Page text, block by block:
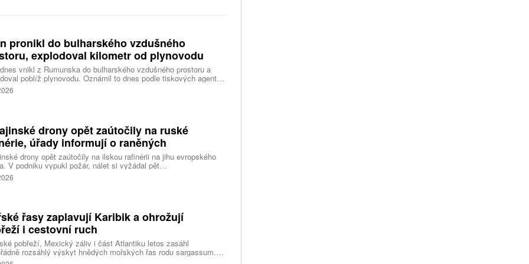
pronikl do bulharského vzdušného
explodoval kilometr od plynovodu
vnikl z Rumunska do bulharského vzdušného prostoru a
poblíž plynovodu. Oznámil to dnes podle tiskových agentur
premiér Rumen Radev. Dron podle něj nesl velké množství
píše agentura DPA.
drony opět zaútočily na ruské
úřady informují o raněných
drony opět zaútočily na ilskou rafinérii na jihu evropského
V podniku vypukl požár, nálet si vyžádal pět
informoval krizový štáb Krasnodarského kraje. Další dva lidi
v Zadonsku na Donu, oznámil gubernátor Lipecké oblasti
řasy zaplavují Karibik a ohrožují
i cestovní ruch
pobřeží, Mexický záliv i část Atlantiku letos zasáhl
rozsáhlý výskyt hnědých mořských řas rodu sargassum.
se hromadí miliony tun biomasy, která po vyplavení rychle